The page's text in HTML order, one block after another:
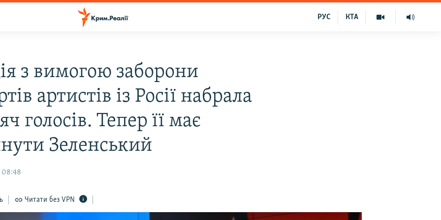
КТА
РУС
з вимогою заборони
артистів із Росії набрала
голосів. Тепер її має
Зеленський
08:48
Читати без VPN